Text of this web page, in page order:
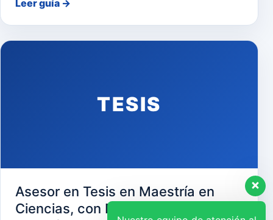
Leer guía →
TESIS
Asesor en Tesis en Maestría en
Ciencias, con Mención en Gerencia